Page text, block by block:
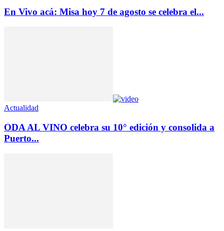
En Vivo acá: Misa hoy 7 de agosto se celebra el...
Actualidad
ODA AL VINO celebra su 10° edición y consolida a
Puerto...